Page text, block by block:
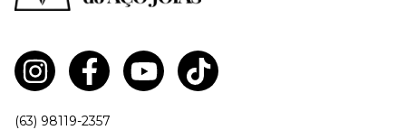
(63) 98119-2357